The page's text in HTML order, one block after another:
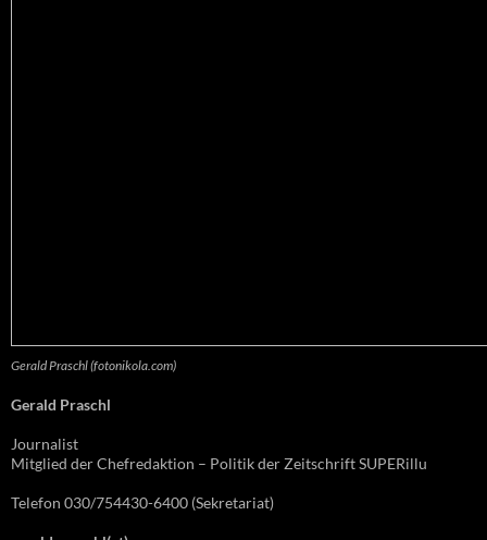
Gerald Praschl (fotonikola.com)
Gerald Praschl
Journalist
Mitglied der Chefredaktion – Politik der Zeitschrift SUPERillu
Telefon 030/754430-6400 (Sekretariat)